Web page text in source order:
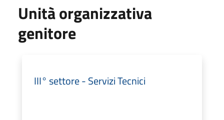
Unità organizzativa
genitore
III° settore - Servizi Tecnici